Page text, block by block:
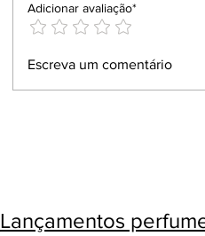
Adicionar avaliação*
Escreva um comentário
Lançamentos